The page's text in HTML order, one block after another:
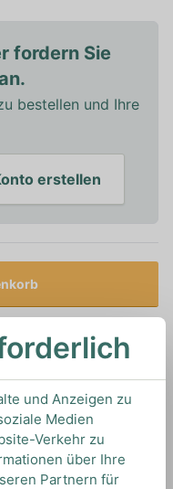
fordern Sie
bestellen und Ihre
erstellen
und Anzeigen zu
Medien
Verkehr zu
über Ihre
Partnern für